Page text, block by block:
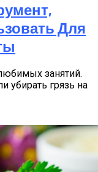
Для
занятий.
убирать грязь на